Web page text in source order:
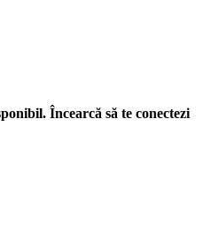
Încearcă să te conectezi